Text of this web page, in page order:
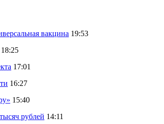
вакцина 19:53
18:25
17:01
16:27
15:40
рублей 14:11